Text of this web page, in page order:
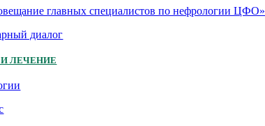
главных специалистов по нефрологии ЦФО»
диалог
ЛЕЧЕНИЕ